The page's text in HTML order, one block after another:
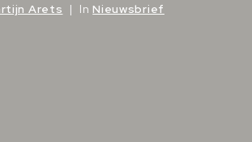
Arets InNieuwsbrief